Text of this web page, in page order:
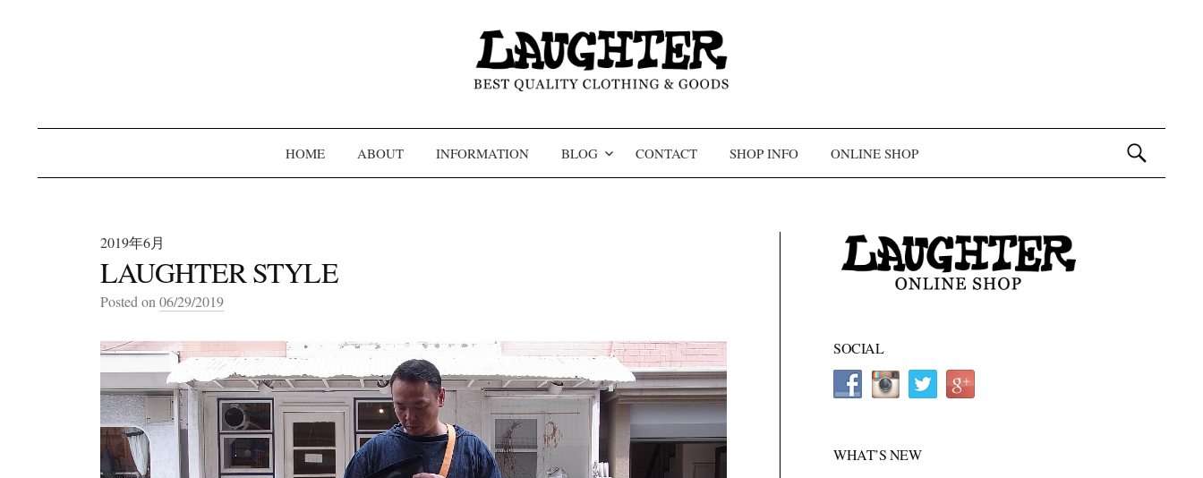
コンテンツへスキップ
HOME ABOUT INFORMATION BLOG CONTACT SHOP INFO ONLINE SHOP 検索:
2019年6月
LAUGHTER STYLE
Posted on 06/29/2019
SOCIAL
WHAT’S NEW